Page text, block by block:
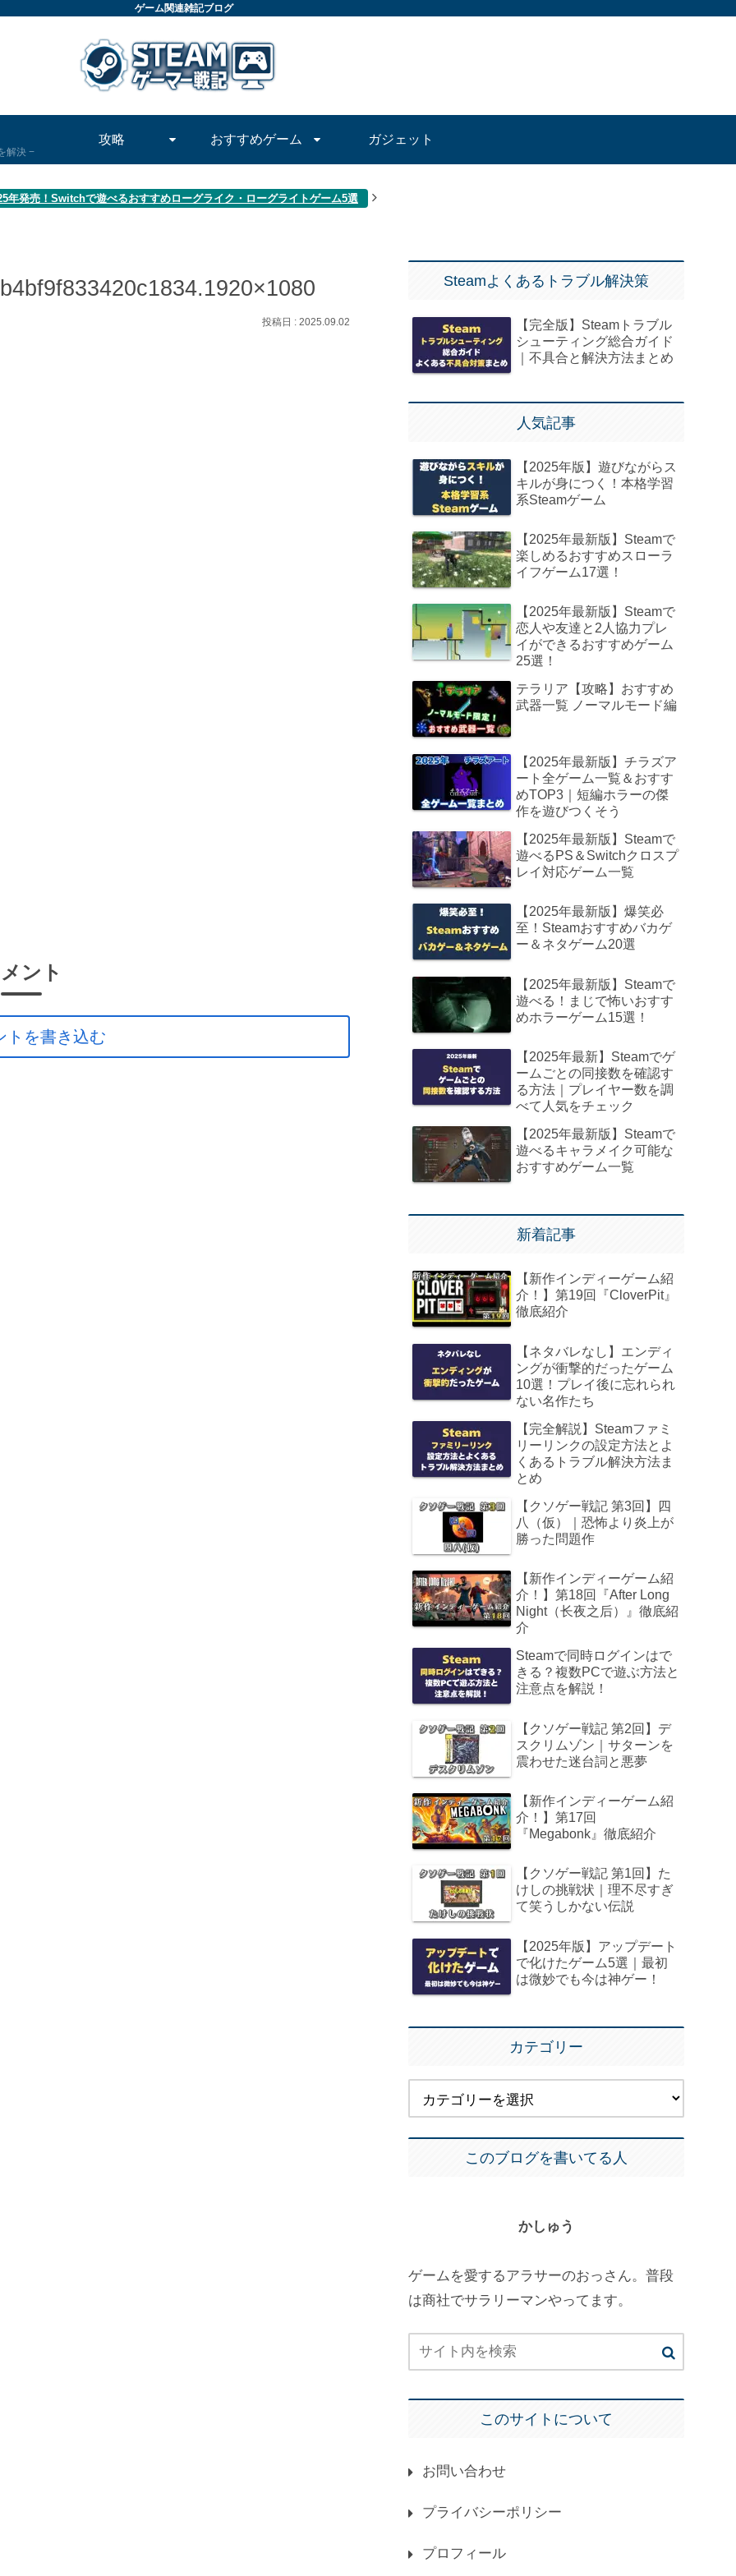
ゲーム関連雑記ブログ
解決
攻略 おすすめゲーム ガジェット
年発売！Switchで遊べるおすすめローグライク・ローグライトゲーム5選
2025.09.02
ント
トを書き込む
Steamよくあるトラブル解決策
【完全版】Steamトラブル
シューティング総合ガイド
｜不具合と解決方法まとめ
人気記事
【2025年版】遊びながらス
キルが身につく！本格学習
系Steamゲーム
【2025年最新版】Steamで
楽しめるおすすめスローラ
イフゲーム17選！
【2025年最新版】Steamで
恋人や友達と2人協力プレ
イができるおすすめゲーム
25選！
テラリア【攻略】おすすめ
武器一覧 ノーマルモード編
【2025年最新版】チラズア
ート全ゲーム一覧＆おすす
めTOP3｜短編ホラーの傑
作を遊びつくそう
【2025年最新版】Steamで
遊べるPS＆Switchクロスプ
レイ対応ゲーム一覧
【2025年最新版】爆笑必
至！Steamおすすめバカゲ
ー＆ネタゲーム20選
【2025年最新版】Steamで
遊べる！まじで怖いおすす
めホラーゲーム15選！
【2025年最新】Steamでゲ
ームごとの同接数を確認す
る方法｜プレイヤー数を調
べて人気をチェック
【2025年最新版】Steamで
遊べるキャラメイク可能な
おすすめゲーム一覧
新着記事
【新作インディーゲーム紹
介！】第19回『CloverPit』
徹底紹介
【ネタバレなし】エンディ
ングが衝撃的だったゲーム
10選！プレイ後に忘れられ
ない名作たち
【完全解説】Steamファミ
リーリンクの設定方法とよ
くあるトラブル解決方法ま
とめ
【クソゲー戦記 第3回】四
八（仮）｜恐怖より炎上が
勝った問題作
【新作インディーゲーム紹
介！】第18回『After Long
Night（长夜之后）』徹底紹
介
Steamで同時ログインはで
きる？複数PCで遊ぶ方法と
注意点を解説！
【クソゲー戦記 第2回】デ
スクリムゾン｜サターンを
震わせた迷台詞と悪夢
【新作インディーゲーム紹
介！】第17回
『Megabonk』徹底紹介
【クソゲー戦記 第1回】た
けしの挑戦状｜理不尽すぎ
て笑うしかない伝説
【2025年版】アップデート
で化けたゲーム5選｜最初
は微妙でも今は神ゲー！
カテゴリー
このブログを書いてる人
かしゅう
ゲームを愛するアラサーのおっさん。普段
は商社でサラリーマンやってます。
このサイトについて
お問い合わせ
プライバシーポリシー
プロフィール